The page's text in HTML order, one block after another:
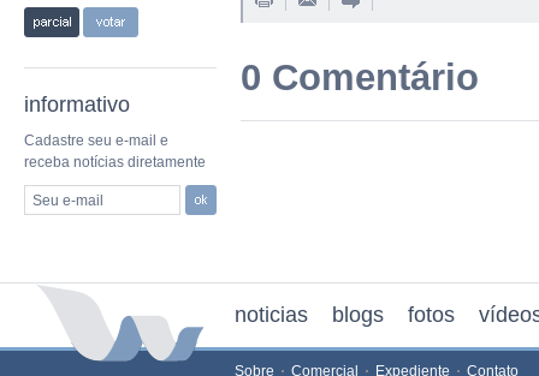
informativo
Cadastre seu e-mail e
receba notícias diretamente
Seu e-mail
0 Comentário
noticias blogs fotos
Sobre Comercial Expediente Contato